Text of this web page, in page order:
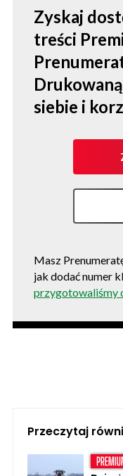
Zyskaj
treści
siebie i
Masz
jak dodać numer
przygotowaliśmy
Przeczytaj